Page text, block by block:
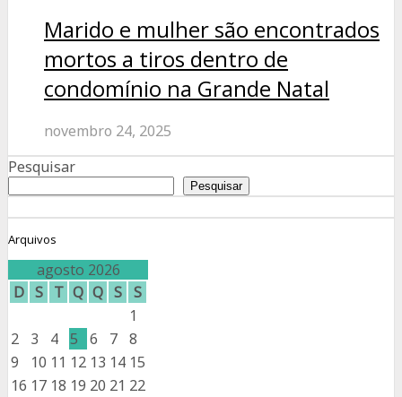
Marido e mulher são encontrados
mortos a tiros dentro de
condomínio na Grande Natal
novembro 24, 2025
Pesquisar
Pesquisar
Arquivos
agosto 2026
D S T Q Q S
S
1
2
3 4 5 6 7 8
9
10 11 12 13 14 15
16 17 18 19 20 21 22